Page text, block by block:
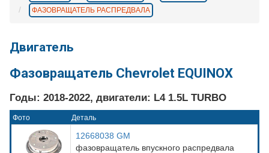
ФАЗОВРАЩАТЕЛЬ РАСПРЕДВАЛА
Двигатель
Фазовращатель Chevrolet EQUINOX
Годы: 2018-2022, двигатели: L4 1.5L TURBO
Фото Деталь
12668038 GM
фазовращатель впускного распредвала